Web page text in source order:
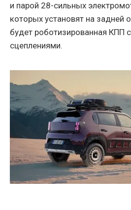
и парой 28-сильных
которых установят на задней
будет роботизированная КПП
сцеплениями.